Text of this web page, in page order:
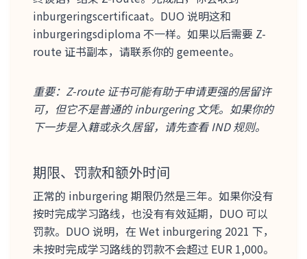
inburgeringscertificaat。DUO 说明这和
inburgeringsdiploma 不一样。如果以后需要 Z-
route 证书副本，请联系你的 gemeente。
重要：Z-route 证书可能有助于申请更强的居留许
可，但它不是普通的 inburgering 文凭。如果你的
下一步是入籍或永久居留，请先查看 IND 规则。
期限、罚款和额外时间
正常的 inburgering 期限仍然是三年。如果你没有
按时完成学习路线，也没有有效延期，DUO 可以
罚款。DUO 说明，在 Wet inburgering 2021 下，
未按时完成学习路线的罚款不会超过 EUR 1,000。